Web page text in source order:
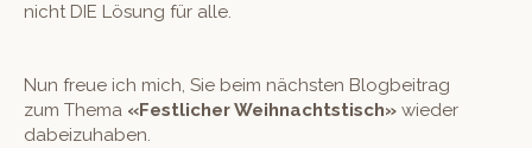
nicht DIE Lösung für alle.
Nun freue ich mich, Sie beim näch­sten Blog­beitrag
zum The­ma «Fes­tlich­er Wei­h­nacht­stisch» wieder
dabeizuhaben.